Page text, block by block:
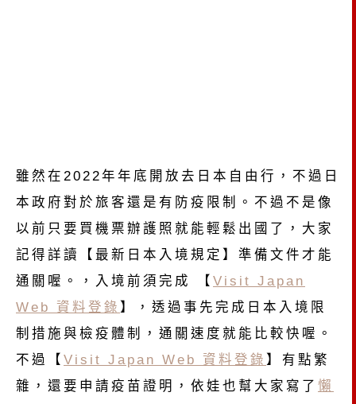
雖然在2022年年底開放去日本自由行，不過日
本政府對於旅客還是有防疫限制。不過不是像
以前只要買機票辦護照就能輕鬆出國了，大家
記得詳讀【最新日本入境規定】準備文件才能
通關喔。，入境前須完成 【 Visit Japan
Web 資料登錄 】，透過事先完成日本入境限
制措施與檢疫體制，通關速度就能比較快喔。
不過【 Visit Japan Web 資料登錄 】有點繁
雜，還要申請疫苗證明，依娃也幫大家寫了 懶